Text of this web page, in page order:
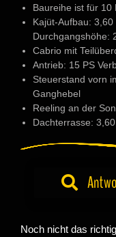
Baureihe ist für 10
Kajüt-Aufbau:
Durchgangshöhe:
Cabrio mit
Antrieb: 15 PS
Steuerstand vorn
Ganghebel
Reeling an der
Dachterrasse:
Noch nicht das